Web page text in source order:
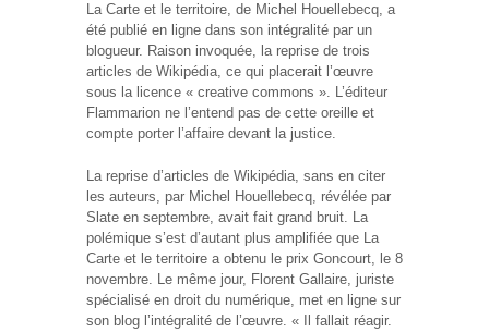
La Carte et le territoire, de Michel Houellebecq, a
été publié en ligne dans son intégralité par un
blogueur. Raison invoquée, la reprise de trois
articles de Wikipédia, ce qui placerait l’œuvre
sous la licence « creative commons ». L’éditeur
Flammarion ne l’entend pas de cette oreille et
compte porter l’affaire devant la justice.
La reprise d’articles de Wikipédia, sans en citer
les auteurs, par Michel Houellebecq, révélée par
Slate en septembre, avait fait grand bruit. La
polémique s’est d’autant plus amplifiée que La
Carte et le territoire a obtenu le prix Goncourt, le 8
novembre. Le même jour, Florent Gallaire, juriste
spécialisé en droit du numérique, met en ligne sur
son blog l’intégralité de l’œuvre. « Il fallait réagir.